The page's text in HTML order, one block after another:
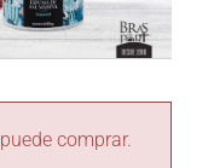
comprar.